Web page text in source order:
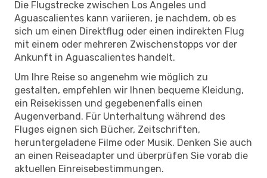
Die Flugstrecke zwischen Los Angeles und
Aguascalientes kann variieren, je nachdem, ob es
sich um einen Direktflug oder einen indirekten Flug
mit einem oder mehreren Zwischenstopps vor der
Ankunft in Aguascalientes handelt.
Um Ihre Reise so angenehm wie möglich zu
gestalten, empfehlen wir Ihnen bequeme Kleidung,
ein Reisekissen und gegebenenfalls einen
Augenverband. Für Unterhaltung während des
Fluges eignen sich Bücher, Zeitschriften,
heruntergeladene Filme oder Musik. Denken Sie auch
an einen Reiseadapter und überprüfen Sie vorab die
aktuellen Einreisebestimmungen.